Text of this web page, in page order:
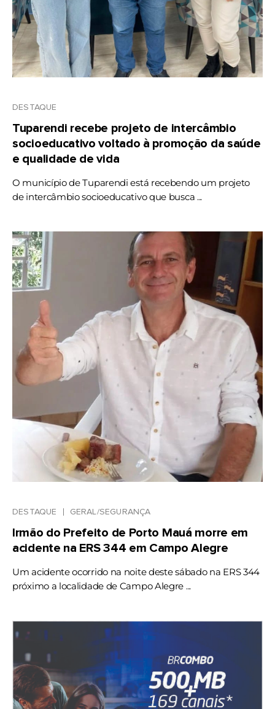
DESTAQUE
Tuparendi recebe projeto de intercâmbio
socioeducativo voltado à promoção da saúde
e qualidade de vida
O município de Tuparendi está recebendo um projeto
de intercâmbio socioeducativo que busca ...
DESTAQUE GERAL/SEGURANÇA
Irmão do Prefeito de Porto Mauá morre em
acidente na ERS 344 em Campo Alegre
Um acidente ocorrido na noite deste sábado na ERS 344
próximo a localidade de Campo Alegre ...